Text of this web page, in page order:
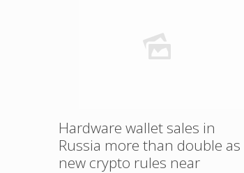
Hardware wallet sales in
Russia more than double as
new crypto rules near